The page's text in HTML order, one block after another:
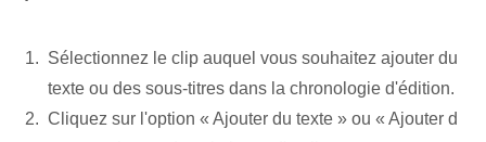
Sélectionnez le clip auquel vous souhaitez ajouter du
texte ou des sous-titres dans la chronologie d'édition.
Cliquez sur l'option « Ajouter du texte » ou « Ajouter d